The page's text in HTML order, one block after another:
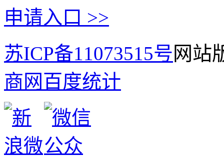
申请入口 >>
苏ICP备11073515号网站
商网百度统计